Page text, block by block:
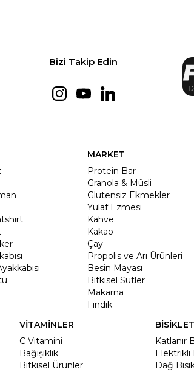
Bizi Takip Edin
MARKET
Protein Bar
Granola & Müsli
Glutensiz Ekmekler
Yulaf Ezmesi
Kahve
Kakao
Çay
Propolis ve Arı Ürünleri
Besin Mayası
Bitkisel Sütler
Makarna
Fındık
VİTAMİNLER
C Vitamini
Bağışıklık
Bitkisel Ürünler
BİSİKLET
Katlanır
Elektrikli
Dağ